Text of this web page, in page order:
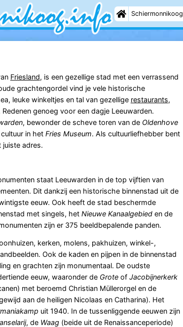
/>
Schiermonnikoog
Friesland, is een gezellige stad met een verrassend
grachtengordel vind je vele historische
leuke winkeltjes en tal van gezellige restaurants,
genoeg voor een dagje Leeuwarden.
, bewonder de scheve toren van de Oldenhove
in het Fries Museum. Als cultuurliefhebber bent
juiste adres.
staat Leeuwarden in de top vijftien van
Dit dankzij een historische binnenstad uit de
eeuw. Ook heeft de stad beschermde
met singels, het Nieuwe Kanaalgebieden de
zijn er 375 beeldbepalende panden.
kerken, molens, pakhuizen, winkel-,
Ook de kaden en pijpen in de binnenstad
en grachten zijn monumentaal. De oudste
eeuw, waaronder de Groteof Jacobijnerkerk
met beroemd Christian Müllerorgel en de
aan de heiligen Nicolaas en Catharina). Het
uit 1940. In de tussenliggende eeuwen zijn
, de Waag(beide uit de Renaissanceperiode)